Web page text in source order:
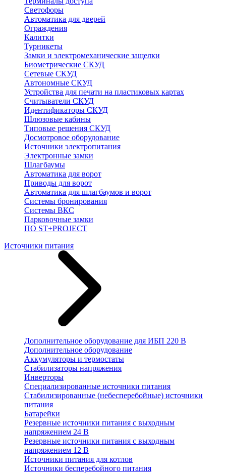
Светофоры
Автоматика для дверей
Ограждения
Калитки
Турникеты
Замки и электромеханические защелки
Биометрические СКУД
Сетевые СКУД
Автономные СКУД
Устройства для печати на пластиковых картах
Считыватели СКУД
Идентификаторы СКУД
Шлюзовые кабины
Типовые решения СКУД
Досмотровое оборудование
Источники электропитания
Электронные замки
Шлагбаумы
Автоматика для ворот
Приводы для ворот
Автоматика для шлагбаумов и ворот
Системы бронирования
Системы ВКС
Парковочные замки
ПО ST+PROJECT
Источники питания
Дополнительное оборудование для ИБП 220 В
Дополнительное оборудование
Аккумуляторы и термостаты
Стабилизаторы напряжения
Инверторы
Специализированные источники питания
Стабилизированные (небесперебойные) источники
питания
Батарейки
Резервные источники питания с выходным
напряжением 24 В
Резервные источники питания с выходным
напряжением 12 В
Источники питания для котлов
Источники бесперебойного питания